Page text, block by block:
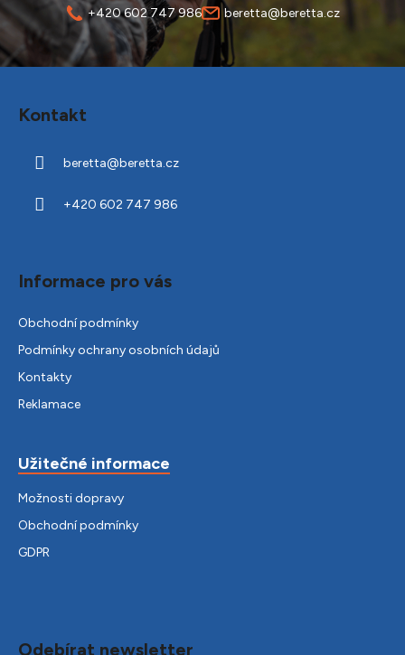
+420 602 747 986 beretta@beretta.cz
Kontakt
beretta@beretta.cz
+420 602 747 986
Informace pro vás
Obchodní podmínky
Podmínky ochrany osobních údajů
Kontakty
Reklamace
Užitečné informace
Možnosti dopravy
Obchodní podmínky
GDPR
Odebírat newsletter